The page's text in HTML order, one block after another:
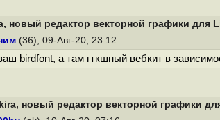
новый редактор векторной графики для
(36), 09-Авг-20, 23:12
birdfont, а там гткшный вебкит в
новый редактор векторной графики